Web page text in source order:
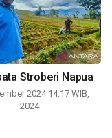
Stroberi Napua
2024 14:17 WIB,
2024